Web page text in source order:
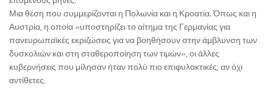
Μια θέση που συμμερίζονται η Πολωνία και η Κροατία. Όπως και η
Αυστρία, η οποία «υποστηρίζει το αίτημα της Γερμανίας για
πανευρωπαϊκές εκριζώσεις για να βοηθήσουν στην άμβλυνση των
δυσκολιών και στη σταθεροποίηση των τιμών», οι άλλες
κυβερνήσεις που μίλησαν ήταν πολύ πιο επιφυλακτικές, αν όχι
αντίθετες.